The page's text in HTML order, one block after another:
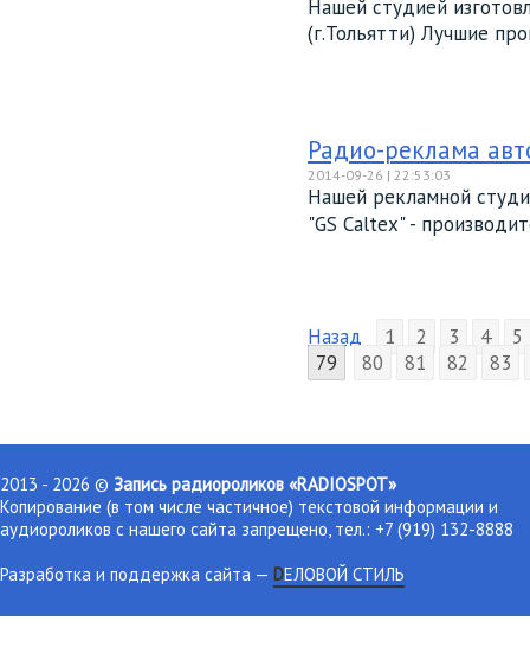
Нашей студией
(г.Тольятти) Лучшие
Радио-реклама
2014-09-26 | 22:53:03
Нашей рекламной
"GS Calteх" -
Назад 1 2 3 4
5
79
80 81 82 83
2013 - 2026 © Запись радиороликов «RADIOSPOT»
Копирование (в том числе частичное) текстовой информации и
аудиороликов с нашего сайта запрещено, тел.: +7 (919) 132-8888
Разработка и поддержка сайта — DЕЛОВОЙ СТИЛЬ